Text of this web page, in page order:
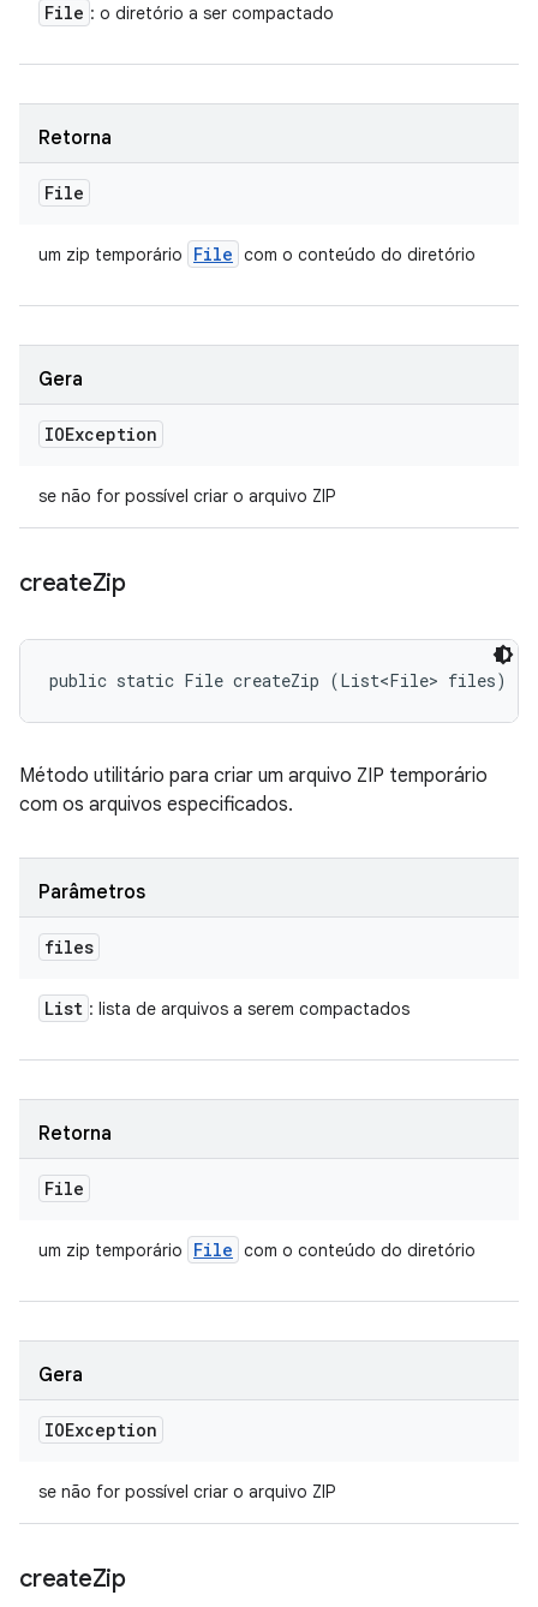
File : o diretório a ser compactado
Retorna
File
um zip temporário File com o conteúdo do diretório
Gera
IOException
se não for possível criar o arquivo ZIP
createZip
public static File createZip (List<File> files)
Método utilitário para criar um arquivo ZIP temporário
com os arquivos especificados.
Parâmetros
files
List : lista de arquivos a serem compactados
Retorna
File
um zip temporário File com o conteúdo do diretório
Gera
IOException
se não for possível criar o arquivo ZIP
createZip